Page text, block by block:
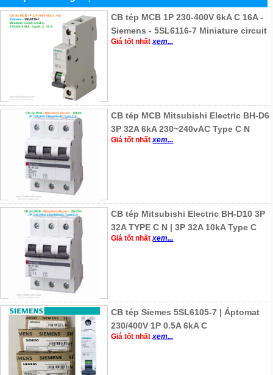
CB tép MCB 1P 230-400V 6kA C 16A -
Siemens - 5SL6116-7 Miniature circuit
Giá tốt nhấtxem...
CB tép MCB Mitsubishi Electric BH-D6
3P 32A 6kA 230~240vAC Type C N
Giá tốt nhấtxem...
CB tép Mitsubishi Electric BH-D10 3P
32A TYPE C N | 3P 32A 10kA Type C
Giá tốt nhấtxem...
CB tép Siemes 5SL6105-7 | Áptomat
230/400V 1P 0.5A 6kA C
Giá tốt nhấtxem...